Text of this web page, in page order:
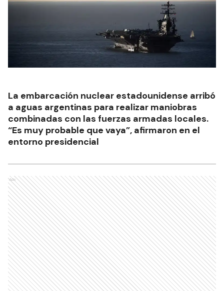
La embarcación nuclear estadounidense arribó
a aguas argentinas para realizar maniobras
combinadas con las fuerzas armadas locales.
“Es muy probable que vaya”, afirmaron en el
entorno presidencial
Ads